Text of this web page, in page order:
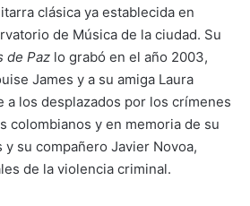
clásica ya establecida en
de Música de la ciudad. Su
de Paz lo grabó en el año 2003,
James y a su amiga Laura
a los desplazados por los crímenes
colombianos y en memoria de su
su compañero Javier Novoa,
de la violencia criminal.